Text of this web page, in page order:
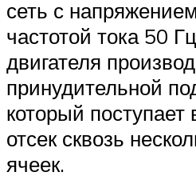
сеть с
частотой тока 50
двигателя
принудительной
который
отсек сквозь
ячеек.